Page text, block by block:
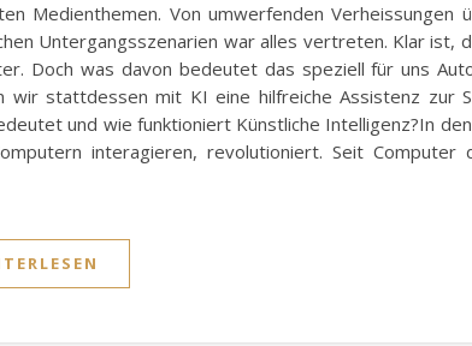
Medienthemen. Von umwerfenden Verheissungen
Untergangsszenarien war alles vertreten. Klar ist,
Doch was davon bedeutet das speziell für uns
stattdessen mit KI eine hilfreiche Assistenz zur
und wie funktioniert Künstliche Intelligenz?In
interagieren, revolutioniert. Seit Computer